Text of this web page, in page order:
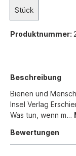
Stück
Produktnummer:
Beschreibung
Bienen und
Insel Verlag
Was tun, wenn m…
Bewertungen